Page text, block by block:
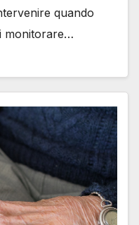
quando
monitorare…